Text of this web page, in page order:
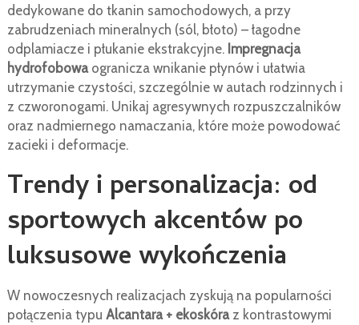
dedykowane do tkanin samochodowych, a przy
zabrudzeniach mineralnych (sól, błoto) – łagodne
odplamiacze i płukanie ekstrakcyjne. Impregnacja
hydrofobowaogranicza wnikanie płynów i ułatwia
utrzymanie czystości, szczególnie w autach rodzinnych i
z czworonogami. Unikaj agresywnych rozpuszczalników
oraz nadmiernego namaczania, które może powodować
zacieki i deformacje.
Trendy i personalizacja: od
sportowych akcentów po
luksusowe wykończenia
W nowoczesnych realizacjach zyskują na popularności
połączenia typu Alcantara + ekoskóraz kontrastowymi